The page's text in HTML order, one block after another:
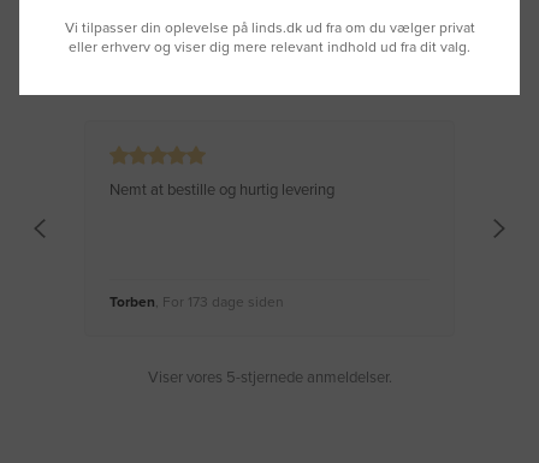
Nemt at bestille og hurtig levering
Torben , For 173 dage siden
Viser vores 5-stjernede anmeldelser.
Vi tilpasser din oplevelse på linds.dk ud fra om du vælger privat
eller erhverv og viser dig mere relevant indhold ud fra dit valg.